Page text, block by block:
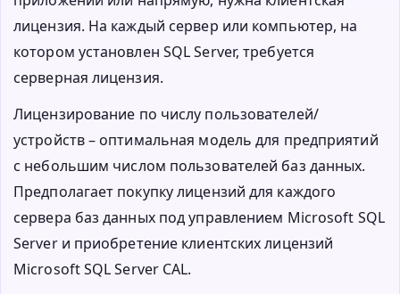
лицензия. На каждый сервер или компьютер, на
котором установлен SQL Server, требуется
серверная лицензия.
Лицензирование по числу пользователей/
устройств – оптимальная модель для предприятий
с небольшим числом пользователей баз данных.
Предполагает покупку лицензий для каждого
сервера баз данных под управлением Microsoft SQL
Server и приобретение клиентских лицензий
Microsoft SQL Server CAL.